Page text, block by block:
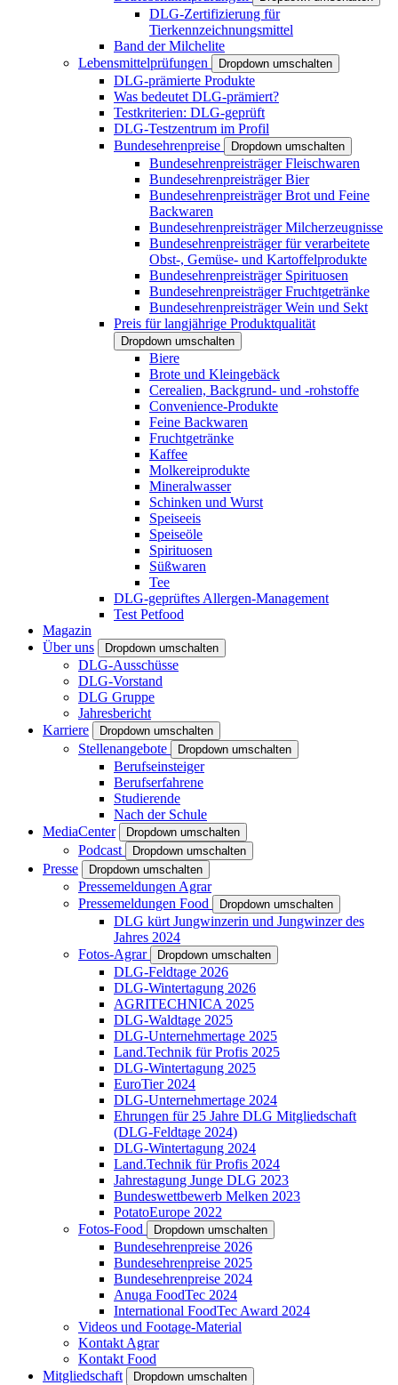
DLG-Zertifizierung für
Tierkennzeichnungsmittel
Band der Milchelite
Lebensmittelprüfungen
Dropdown umschalten
DLG-prämierte Produkte
Was bedeutet DLG-prämiert?
Testkriterien: DLG-geprüft
DLG-Testzentrum im Profil
Bundesehrenpreise
Dropdown umschalten
Bundesehrenpreisträger Fleischwaren
Bundesehrenpreisträger Bier
Bundesehrenpreisträger Brot und Feine
Backwaren
Bundesehrenpreisträger Milcherzeugnisse
Bundesehrenpreisträger für verarbeitete
Obst-, Gemüse- und Kartoffelprodukte
Bundesehrenpreisträger Spirituosen
Bundesehrenpreisträger Fruchtgetränke
Bundesehrenpreisträger Wein und Sekt
Preis für langjährige Produktqualität
Dropdown umschalten
Biere
Brote und Kleingebäck
Cerealien, Backgrund- und -rohstoffe
Convenience-Produkte
Feine Backwaren
Fruchtgetränke
Kaffee
Molkereiprodukte
Mineralwasser
Schinken und Wurst
Speiseeis
Speiseöle
Spirituosen
Süßwaren
Tee
DLG-geprüftes Allergen-Management
Test Petfood
Magazin
Über uns
Dropdown umschalten
DLG-Ausschüsse
DLG-Vorstand
DLG Gruppe
Jahresbericht
Karriere
Dropdown umschalten
Stellenangebote Dropdown umschalten
Berufseinsteiger
Berufserfahrene
Studierende
Nach der Schule
MediaCenter
Dropdown umschalten
Podcast Dropdown umschalten
Presse Dropdown umschalten
Pressemeldungen Agrar
Pressemeldungen Food
Dropdown umschalten
DLG kürt Jungwinzerin und Jungwinzer des
Jahres 2024
Fotos-Agrar
Dropdown umschalten
DLG-Feldtage 2026
DLG-Wintertagung 2026
AGRITECHNICA 2025
DLG-Waldtage 2025
DLG-Unternehmertage 2025
Land.Technik für Profis 2025
DLG-Wintertagung 2025
EuroTier 2024
DLG-Unternehmertage 2024
Ehrungen für 25 Jahre DLG Mitgliedschaft
(DLG-Feldtage 2024)
DLG-Wintertagung 2024
Land.Technik für Profis 2024
Jahrestagung Junge DLG 2023
Bundeswettbewerb Melken 2023
PotatoEurope 2022
Fotos-Food
Dropdown umschalten
Bundesehrenpreise 2026
Bundesehrenpreise 2025
Bundesehrenpreise 2024
Anuga FoodTec 2024
International FoodTec Award 2024
Videos und Footage-Material
Kontakt Agrar
Kontakt Food
Mitgliedschaft
Dropdown umschalten